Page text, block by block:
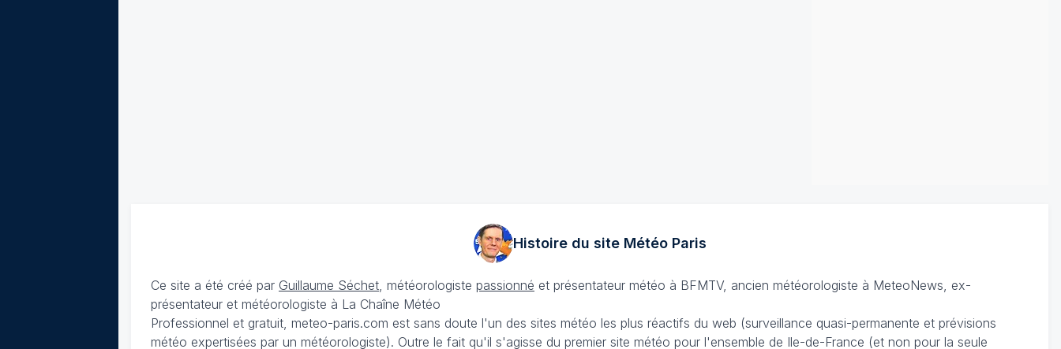
Histoire du site MétéoParis
Ce site a été créé par Guillaume Séchet , météorologiste passionné et présentateur météo à BFMTV, ancien météorologiste à MeteoNews, ex-
présentateur et météorologiste à La Chaîne Météo
Professionnel et gratuit, meteo-paris.com est sans doute l'un des sites météo les plus réactifs du web (surveillance quasi-permanente et prévisions
météo expertisées par un météorologiste). Outre le fait qu'il s'agisse du premier site météo pour l'ensemble de Ile-de-France (et non pour la seule